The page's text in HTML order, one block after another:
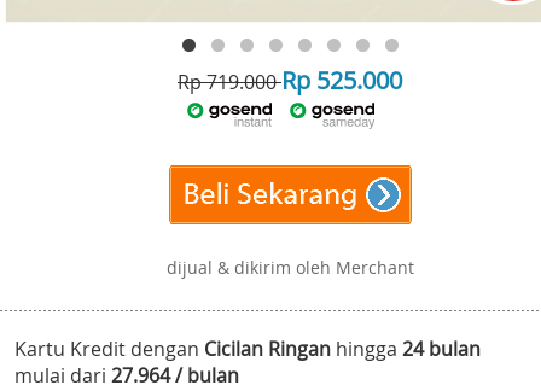
Rp 719.000Rp 525.000
dijual & dikirim oleh Merchant
Kartu Kredit dengan Cicilan Ringan hingga 24 bulan
mulai dari 27.964 / bulan